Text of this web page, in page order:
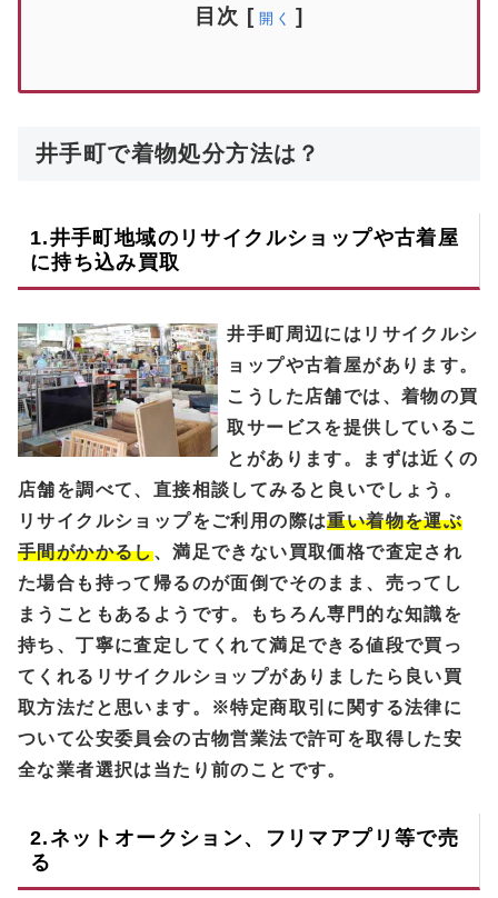
目次 [ 開く ]
井手町で着物処分方法は？
1.井手町地域のリサイクルショップや古着屋
に持ち込み買取
井手町周辺にはリサイクルシ
ョップや古着屋があります。
こうした店舗では、着物の買
取サービスを提供しているこ
とがあります。まずは近くの
店舗を調べて、直接相談してみると良いでしょう。
リサイクルショップをご利用の際は重い着物を運ぶ
手間がかかるし、満足できない買取価格で査定され
た場合も持って帰るのが面倒でそのまま、売ってし
まうこともあるようです。もちろん専門的な知識を
持ち、丁寧に査定してくれて満足できる値段で買っ
てくれるリサイクルショップがありましたら良い買
取方法だと思います。※特定商取引に関する法律に
ついて公安委員会の古物営業法で許可を取得した安
全な業者選択は当たり前のことです。
2.ネットオークション、フリマアプリ等で売
る